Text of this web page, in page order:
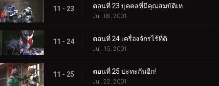
11 - 23
Jul. 08, 2001
11 - 24 ตอนที่ 24 เครื่องจักรไร้ที่ติ
Jul. 15, 2001
11 - 25 ตอนที่ 25 ปะทะกันอีก!
Jul. 22, 2001